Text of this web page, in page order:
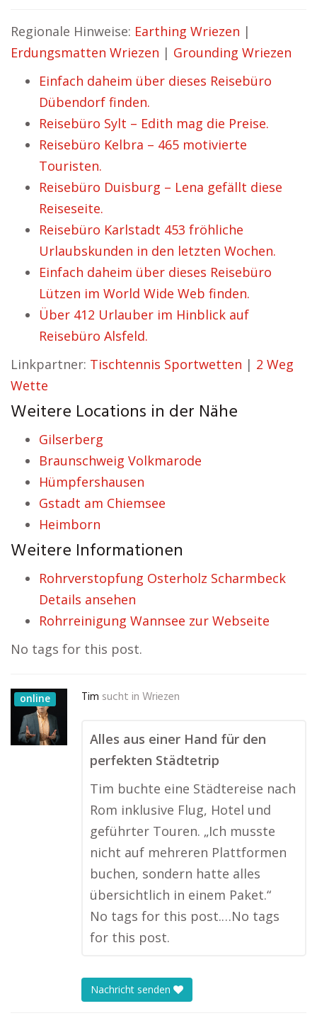
Regionale Hinweise: Earthing Wriezen |
Erdungsmatten Wriezen | Grounding Wriezen
Einfach daheim über dieses Reisebüro
Dübendorf finden.
Reisebüro Sylt – Edith mag die Preise.
Reisebüro Kelbra – 465 motivierte
Touristen.
Reisebüro Duisburg – Lena gefällt diese
Reiseseite.
Reisebüro Karlstadt 453 fröhliche
Urlaubskunden in den letzten Wochen.
Einfach daheim über dieses Reisebüro
Lützen im World Wide Web finden.
Über 412 Urlauber im Hinblick auf
Reisebüro Alsfeld.
Linkpartner: Tischtennis Sportwetten | 2 Weg
Wette
Weitere Locations in der Nähe
Gilserberg
Braunschweig Volkmarode
Hümpfershausen
Gstadt am Chiemsee
Heimborn
Weitere Informationen
Rohrverstopfung Osterholz Scharmbeck
Details ansehen
Rohrreinigung Wannsee zur Webseite
No tags for this post.
online Tim sucht in Wriezen
Alles aus einer Hand für den
perfekten Städtetrip
Tim buchte eine Städtereise nach
Rom inklusive Flug, Hotel und
geführter Touren. „Ich musste
nicht auf mehreren Plattformen
buchen, sondern hatte alles
übersichtlich in einem Paket.“
No tags for this post.…No tags
for this post.
Nachricht senden